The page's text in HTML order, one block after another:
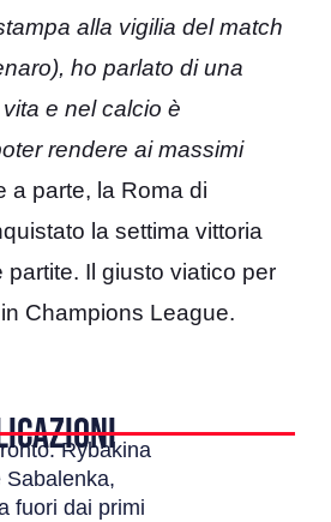
alla vigilia del match
ho parlato di una
e nel calcio è
rendere ai massimi
a parte, la Roma di
la settima vittoria
partite. Il giusto viatico per
Champions League.
Rybakina
Sabalenka,
fuori dai primi